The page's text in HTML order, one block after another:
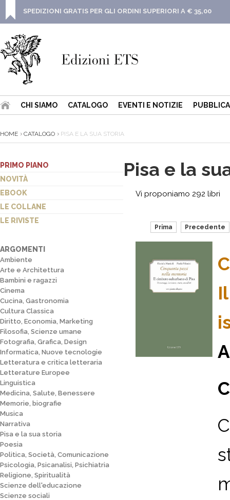
SPEDIZIONI GRATIS PER GLI ORDINI SUPERIORI A € 35,00
CHI SIAMO CATALOGO EVENTI E NOTIZIE
HOME CATALOGO PISA E LA SUA STORIA
PRIMO PIANO
NOVITÀ
EBOOK
LE COLLANE
LE RIVISTE
ARGOMENTI
Ambiente
Arte e Architettura
Bambini e ragazzi
Cinema
Cucina, Gastronomia
Cultura Classica
Diritto, Economia, Marketing
Filosofia, Scienze umane
Fotografia, Grafica, Design
Informatica, Nuove tecnologie
Letteratura e critica letteraria
Letterature Europee
Linguistica
Medicina, Salute, Benessere
Memorie, biografie
Musica
Narrativa
Pisa e la sua storia
Poesia
Politica, Società, Comunicazione
Psicologia, Psicanalisi, Psichiatria
Religione, Spiritualità
Scienze dell'educazione
Scienze sociali
Pisa e la
Vi proponiamo 292 libri
Prima Precedente